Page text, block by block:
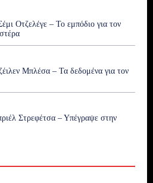
Οτζελέγε – Το εμπόδιο για τον
Μπλέσα – Τα δεδομένα για τον
Στρεφέτσα – Υπέγραψε στην